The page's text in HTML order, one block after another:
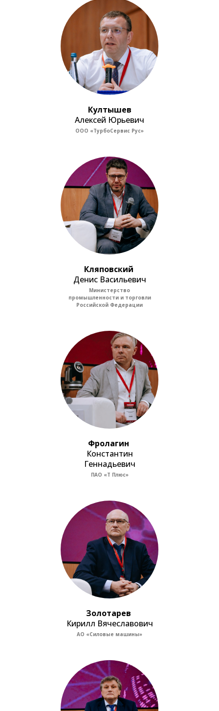
Култышев
Алексей Юрьевич
ООО «ТурбоСервис Рус»
Кляповский
Денис Васильевич
Министерство
промышленности и торговли
Российской Федерации
Фролагин
Константин
Геннадьевич
ПАО «Т Плюс»
Золотарев
Кирилл Вячеславович
АО «Силовые машины»